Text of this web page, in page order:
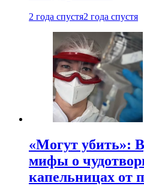
2 года спустя2 года спустя
«Могут убить»:
мифы о
капельницах от